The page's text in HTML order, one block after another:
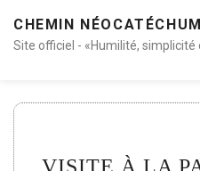
CHEMIN
Site officiel - «Humilité, simplicité